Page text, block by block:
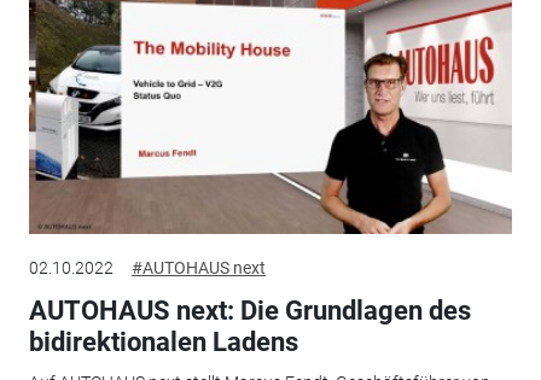
02.10.2022 #AUTOHAUS next
AUTOHAUS next: Die Grundlagen des
bidirektionalen Ladens